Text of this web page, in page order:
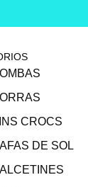
CROCS
DE SOL